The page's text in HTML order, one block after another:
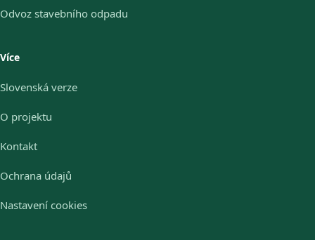
Odvoz stavebního odpadu
Více
Slovenská verze
O projektu
Kontakt
Ochrana údajů
Nastavení cookies